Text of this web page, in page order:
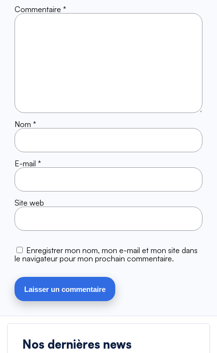
Commentaire *
Nom *
E-mail *
Site web
Enregistrer mon nom, mon e-mail et mon site dans
le navigateur pour mon prochain commentaire.
Nos dernières news